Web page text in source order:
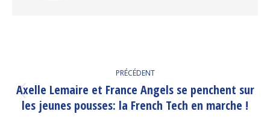
ARTICLE
PRÉCÉDENT
Article
précédent
Axelle Lemaire et France Angels se penchent sur
les jeunes pousses: la French Tech en marche !